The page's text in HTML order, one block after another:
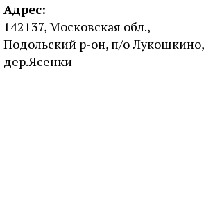
Адрес:
142137, Московская обл.,
Подольский р-он, п/о Лукошкино,
дер.Ясенки